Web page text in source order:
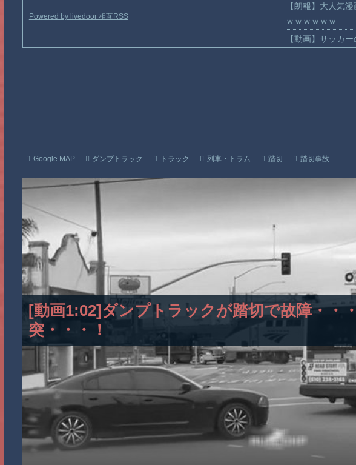
Powered by livedoor 相互RSS
【朗報】大人気
ｗｗｗｗｗｗ
【動画】サッカ
Powered by livedoor
Google MAP ダンプトラック トラック 列車・トラム 踏切 踏切事故
[動画1:02]ダンプトラックが踏切で故障・・
突・・・！